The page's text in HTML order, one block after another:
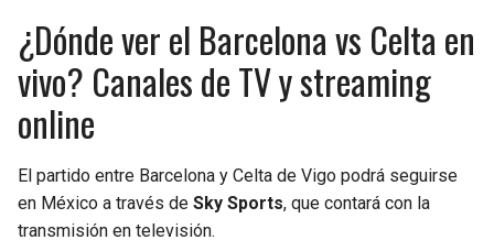
¿Dónde ver el Barcelona vs Celta en
vivo? Canales de TV y streaming
online
El partido entre Barcelona y Celta de Vigo podrá seguirse
en México a través de Sky Sports, que contará con la
transmisión en televisión.